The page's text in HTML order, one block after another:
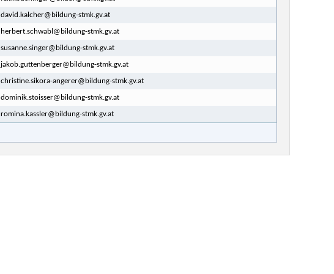
david.kalcher@bildung-stmk.gv.at
herbert.schwabl@bildung-stmk.gv.at
susanne.singer@bildung-stmk.gv.at
jakob.guttenberger@bildung-stmk.gv.at
christine.sikora-angerer@bildung-stmk.gv.at
dominik.stoisser@bildung-stmk.gv.at
romina.kassler@bildung-stmk.gv.at